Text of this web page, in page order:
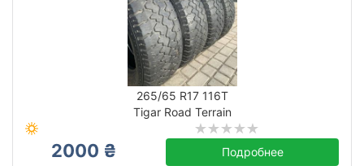
265/65 R17 116T
Tigar Road Terrain
2000 ₴ Подробнее